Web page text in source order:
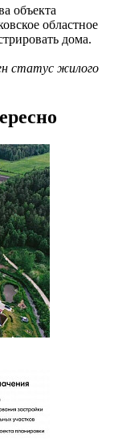
объекта
областное
дома.
статус жилого